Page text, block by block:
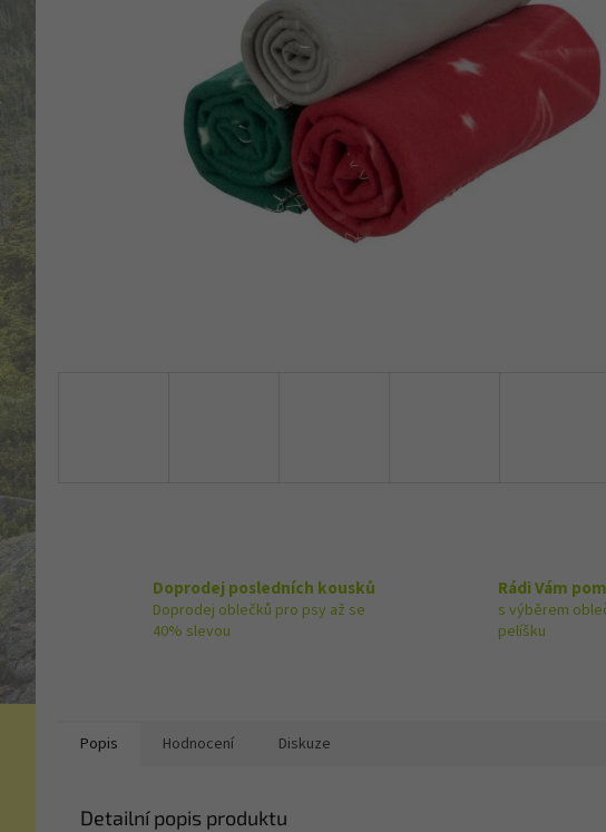
Doprodej posledních kousků
Doprodej oblečků pro psy až se
40% slevou
Rádi Vám
s výběrem
pelíšku
Popis Hodnocení Diskuze
Detailní popis produktu